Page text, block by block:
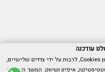
עודכנה
באתר זה נעשה שימוש בטכנולוגיות איסוף מידע כגון Cookies, לרבות על ידי צדדים שלישיים,
איפיון ושיווק. המשך הגלישה